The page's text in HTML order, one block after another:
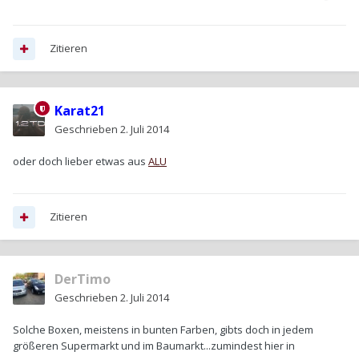
Zitieren
Karat21
Geschrieben 2. Juli 2014
oder doch lieber etwas aus ALU
Zitieren
DerTimo
Geschrieben 2. Juli 2014
Solche Boxen, meistens in bunten Farben, gibts doch in jedem
größeren Supermarkt und im Baumarkt...zumindest hier in